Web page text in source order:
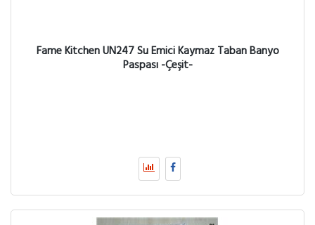
Fame Kitchen UN247 Su Emici Kaymaz Taban Banyo
Paspası -Çeşit-